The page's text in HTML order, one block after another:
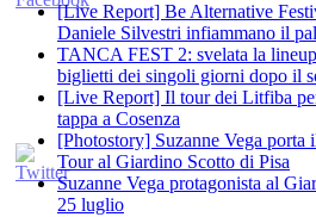
[Live Report] Be Alternative
Daniele Silvestri infiammano il
TANCA FEST 2: svelata la
biglietti dei singoli giorni dopo il
[Live Report] Il tour dei Litfiba
tappa a Cosenza
[Photostory] Suzanne Vega
Tour al Giardino Scotto di Pisa
Suzanne Vega protagonista al
25 luglio